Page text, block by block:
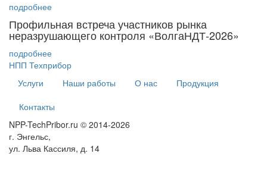
подробнее
Профильная встреча участников рынка
неразрушающего контроля «ВолгаНДТ‑2026»
подробнее
НПП Техприбор
Услуги
Наши работы О нас
Продукция
Контакты
NPP-TechPribor.ru © 2014-2026
г. Энгельс,
ул. Льва Кассиля, д. 14